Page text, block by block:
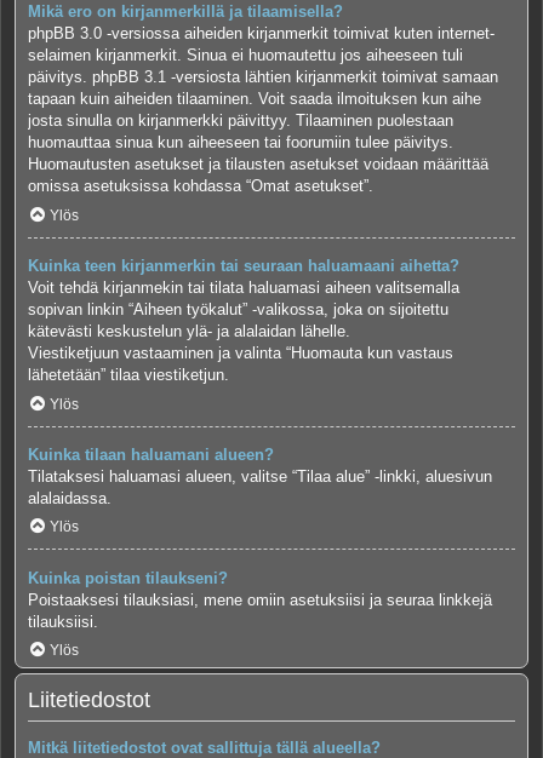
Mikä ero on kirjanmerkillä ja tilaamisella?
phpBB 3.0 -versiossa aiheiden kirjanmerkit toimivat kuten internet-
selaimen kirjanmerkit. Sinua ei huomautettu jos aiheeseen tuli
päivitys. phpBB 3.1 -versiosta lähtien kirjanmerkit toimivat samaan
tapaan kuin aiheiden tilaaminen. Voit saada ilmoituksen kun aihe
josta sinulla on kirjanmerkki päivittyy. Tilaaminen puolestaan
huomauttaa sinua kun aiheeseen tai foorumiin tulee päivitys.
Huomautusten asetukset ja tilausten asetukset voidaan määrittää
omissa asetuksissa kohdassa “Omat asetukset”.
Ylös
Kuinka teen kirjanmerkin tai seuraan haluamaani aihetta?
Voit tehdä kirjanmekin tai tilata haluamasi aiheen valitsemalla
sopivan linkin “Aiheen työkalut” -valikossa, joka on sijoitettu
kätevästi keskustelun ylä- ja alalaidan lähelle.
Viestiketjuun vastaaminen ja valinta “Huomauta kun vastaus
lähetetään” tilaa viestiketjun.
Ylös
Kuinka tilaan haluamani alueen?
Tilataksesi haluamasi alueen, valitse “Tilaa alue” -linkki, aluesivun
alalaidassa.
Ylös
Kuinka poistan tilaukseni?
Poistaaksesi tilauksiasi, mene omiin asetuksiisi ja seuraa linkkejä
tilauksiisi.
Ylös
Liitetiedostot
Mitkä liitetiedostot ovat sallittuja tällä alueella?